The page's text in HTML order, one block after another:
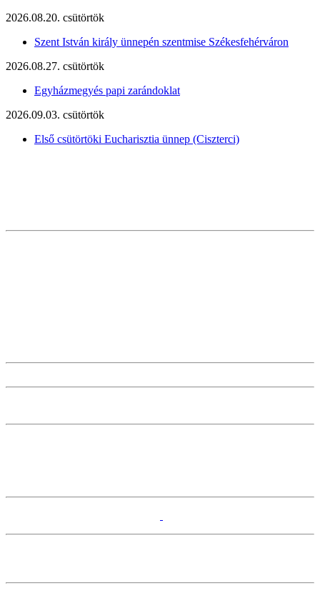
2026.08.20. csütörtök
Szent István király ünnepén szentmise Székesfehérváron
2026.08.27. csütörtök
Egyházmegyés papi zarándoklat
2026.09.03. csütörtök
Első csütörtöki Eucharisztia ünnep (Ciszterci)